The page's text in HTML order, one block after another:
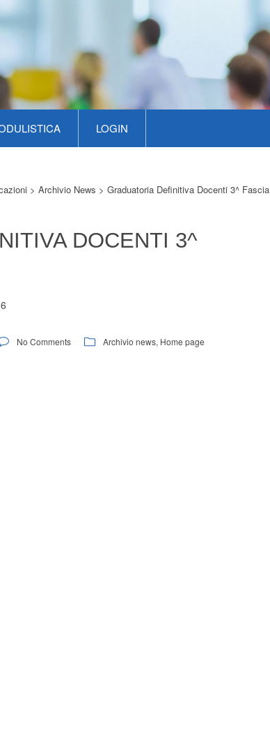
LOGIN
> Archivio News > Graduatoria Definitiva Docenti 3^ Fascia
DOCENTI 3^
No Comments Archivio news, Home page